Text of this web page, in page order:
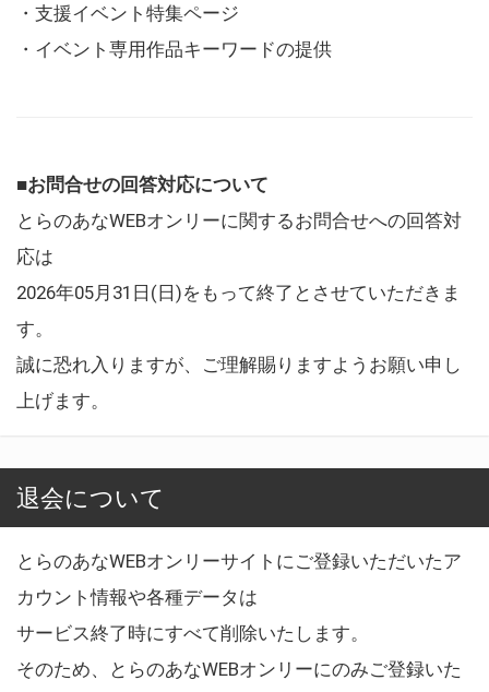
・支援イベント特集ページ
・イベント専用作品キーワードの提供
■お問合せの回答対応について
とらのあなWEBオンリーに関するお問合せへの回答対
応は
2026年05月31日(日)をもって終了とさせていただきま
す。
誠に恐れ入りますが、ご理解賜りますようお願い申し
上げます。
退会について
とらのあなWEBオンリーサイトにご登録いただいたア
カウント情報や各種データは
サービス終了時にすべて削除いたします。
そのため、とらのあなWEBオンリーにのみご登録いた